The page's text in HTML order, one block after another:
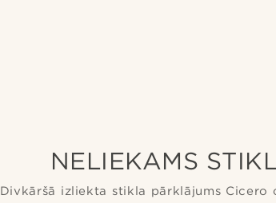
NELIEKAMS
Divkāršā izliekta stikla pārklājums Cicero